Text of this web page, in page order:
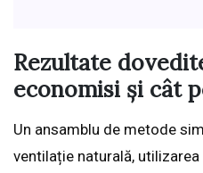
Rezultate
economisi și cât
Un ansamblu de metode
ventilație naturală,